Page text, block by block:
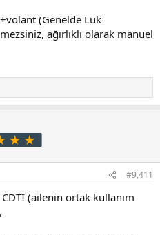
(Genelde Luk
ağırlıklı olarak manuel
#9,411
(ailenin ortak kullanım